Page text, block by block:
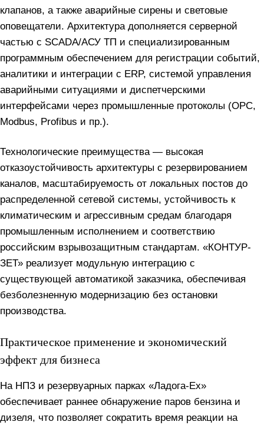
клапанов, а также аварийные сирены и световые
оповещатели. Архитектура дополняется серверной
частью с SCADA/АСУ ТП и специализированным
программным обеспечением для регистрации событий,
аналитики и интеграции с ERP, системой управления
аварийными ситуациями и диспетчерскими
интерфейсами через промышленные протоколы (OPC,
Modbus, Profibus и пр.).
Технологические преимущества — высокая
отказоустойчивость архитектуры с резервированием
каналов, масштабируемость от локальных постов до
распределенной сетевой системы, устойчивость к
климатическим и агрессивным средам благодаря
промышленным исполнением и соответствию
российским взрывозащитным стандартам. «КОНТУР-
ЗЕТ» реализует модульную интеграцию с
существующей автоматикой заказчика, обеспечивая
безболезненную модернизацию без остановки
производства.
Практическое применение и экономический
эффект для бизнеса
На НПЗ и резервуарных парках «Ладога-Ex»
обеспечивает раннее обнаружение паров бензина и
дизеля, что позволяет сократить время реакции на